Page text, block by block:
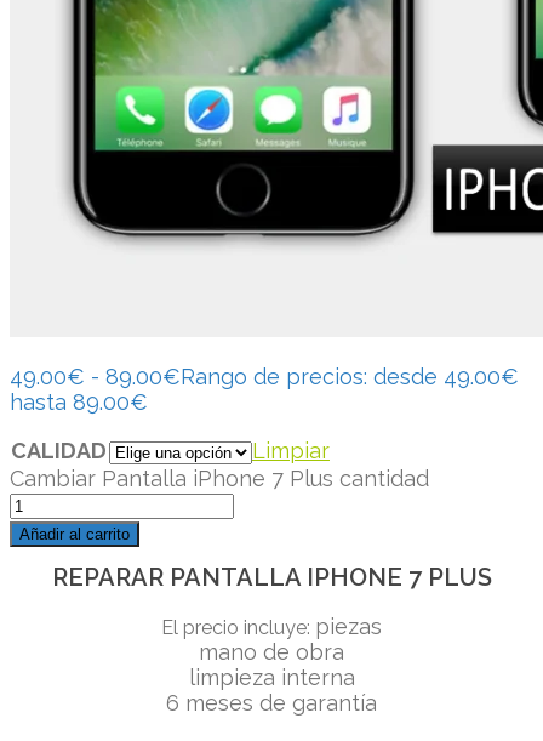
49.00€ - 89.00€Rango de precios: desde 49.00€
hasta 89.00€
CALIDAD
Limpiar
Cambiar Pantalla iPhone 7 Plus cantidad
Añadir al carrito
REPARAR PANTALLA IPHONE 7 PLUS
El precio incluye: piezas
mano de obra
limpieza interna
6 meses de garantía